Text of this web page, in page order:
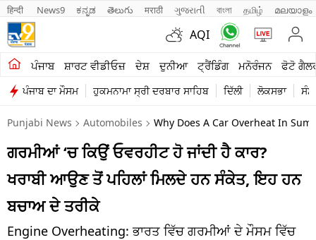
हिन्दी News9 ಕನ್ನಡ తెలుగు मराठी ગુજરાતી বাংলা தமிழ் മലയാളം
AQI
ਪੰਜਾਬ ਸ਼ਾਰਟ ਵੀਡੀਓਜ਼ ਦੇਸ਼ ਦੁਨੀਆ ਟ੍ਰੈਂਡਿੰਗ ਮਨੋਰੰਜਨ ਫੋਟੋ
ਪੰਜਾਬ ਦਾ ਮੌਸਮ ਹੁਕਮਨਾਮਾ ਸ੍ਰੀ ਦਰਬਾਰ ਸਾਹਿਬ ਦਿੱਲੀ ਲੋਕਸਭਾ
ਖੇਤੀਬਾੜੀ
ਸ਼ਾਰਟ ਵੀਡੀਓਜ਼
ਕਾਰੋਬਾਰ
ਕਰਿਅਰ
ਦੇਸ਼
Punjabi News Automobiles Why Does A Car Overheat In
ਗਰਮੀਆਂ ‘ਚ ਕਿਉਂ ਓਵਰਹੀਟ ਹੋ ਜਾਂਦੀ ਹੈ ਕਾਰ?
ਖਰਾਬੀ ਆਉਣ ਤੋਂ ਪਹਿਲਾਂ ਮਿਲਦੇ ਹਨ ਸੰਕੇਤ, ਇਹ ਹਨ
ਬਚਾਅ ਦੇ ਤਰੀਕੇ
Engine Overheating: ਭਾਰਤ ਵਿੱਚ ਗਰਮੀਆਂ ਦੇ ਮੌਸਮ ਵਿੱਚ